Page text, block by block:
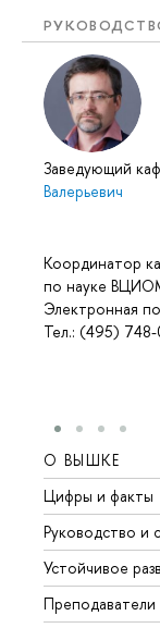
Заведующий
Валерьевич
Координатор
по науке
Электронная
Тел.: (495)
О ВЫШКЕ
Цифры и факты
Руководство и
Устойчивое